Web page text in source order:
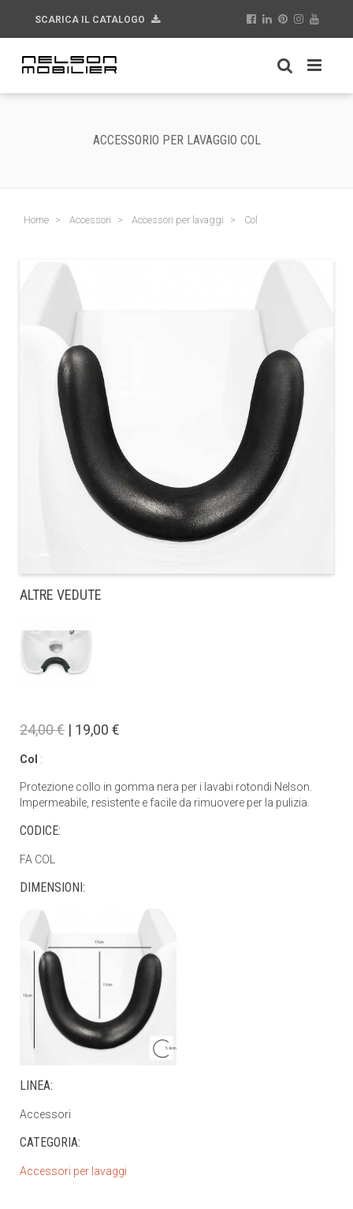
SCARICA IL CATALOGO
ACCESSORIO PER LAVAGGIO COL
Home Accessori Accessori per lavaggi Col
ALTRE VEDUTE
24,00 € | 19,00 €
Col :
Protezione collo in gomma nera per i lavabi rotondi Nelson.
Impermeabile, resistente e facile da rimuovere per la pulizia.
CODICE:
FA COL
DIMENSIONI:
LINEA:
Accessori
CATEGORIA:
Accessori per lavaggi